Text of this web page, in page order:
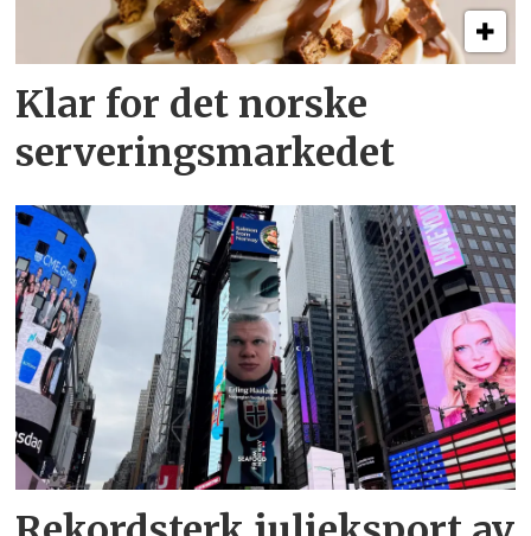
Klar for det norske
serveringsmarkedet